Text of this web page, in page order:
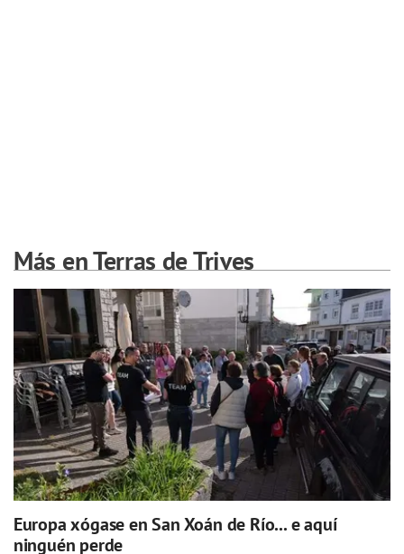
Más en Terras de Trives
Europa xógase en San Xoán de Río... e aquí
ninguén perde